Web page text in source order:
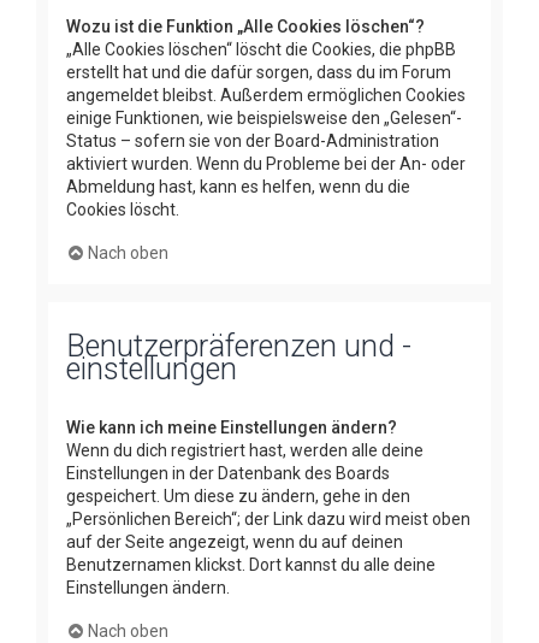
Wozu ist die Funktion „Alle Cookies löschen“?
„Alle Cookies löschen“ löscht die Cookies, die phpBB
erstellt hat und die dafür sorgen, dass du im Forum
angemeldet bleibst. Außerdem ermöglichen Cookies
einige Funktionen, wie beispielsweise den „Gelesen“-
Status – sofern sie von der Board-Administration
aktiviert wurden. Wenn du Probleme bei der An- oder
Abmeldung hast, kann es helfen, wenn du die
Cookies löscht.
Nach oben
Benutzerpräferenzen und -
einstellungen
Wie kann ich meine Einstellungen ändern?
Wenn du dich registriert hast, werden alle deine
Einstellungen in der Datenbank des Boards
gespeichert. Um diese zu ändern, gehe in den
„Persönlichen Bereich“; der Link dazu wird meist oben
auf der Seite angezeigt, wenn du auf deinen
Benutzernamen klickst. Dort kannst du alle deine
Einstellungen ändern.
Nach oben